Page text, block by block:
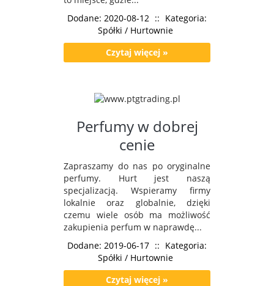
Dodane: 2020-08-12 :: Kategoria:
Spółki / Hurtownie
Czytaj więcej »
Perfumy w dobrej
cenie
Zapraszamy do nas po oryginalne
perfumy. Hurt jest naszą
specjalizacją. Wspieramy firmy
lokalnie oraz globalnie, dzięki
czemu wiele osób ma możliwość
zakupienia perfum w naprawdę...
Dodane: 2019-06-17 :: Kategoria:
Spółki / Hurtownie
Czytaj więcej »